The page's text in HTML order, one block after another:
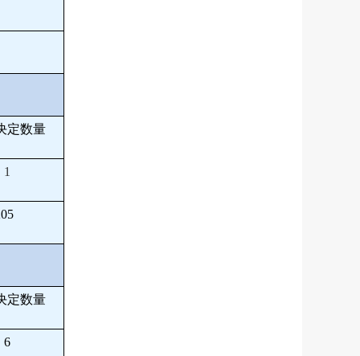
定数量
1
定数量
6